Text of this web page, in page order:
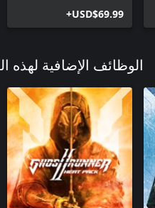
USD$69.99+
الوظائف الإضافية لهذه